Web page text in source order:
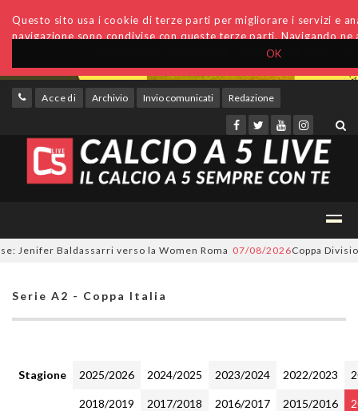
OK
Questo sito usa i cookie di terze parti per migliorare i servizi e
navigazione sono condivise con queste terze parti. Navigando
Accedi Archivio Invio comunicati Redazione
Baldassarri verso la Women Roma 07/08/2026Coppa
Serie A2 - Coppa Italia
Stagione 2025/2026 2024/2025 2023/2024 2022/2023
2018/2019 2017/2018 2016/2017 2015/2016